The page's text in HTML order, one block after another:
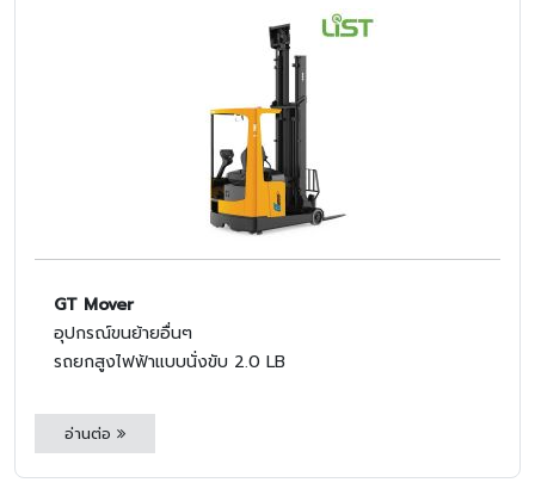
GT Mover
อุปกรณ์ขนย้ายอื่นๆ
รถยกสูงไฟฟ้าแบบนั่งขับ 2.0 LB
อ่านต่อ